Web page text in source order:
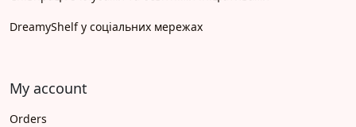
DreamyShelf у соціальних мережах
My account
Orders